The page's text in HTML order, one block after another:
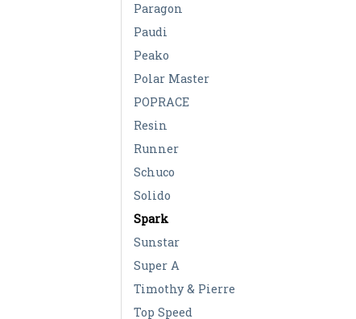
Paragon
Paudi
Peako
Polar Master
POPRACE
Resin
Runner
Schuco
Solido
Spark
Sunstar
Super A
Timothy & Pierre
Top Speed